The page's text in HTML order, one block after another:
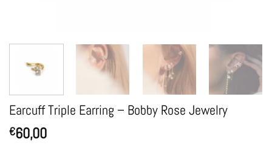
Earcuff Triple Earring – Bobby Rose Jewelry
€60,00